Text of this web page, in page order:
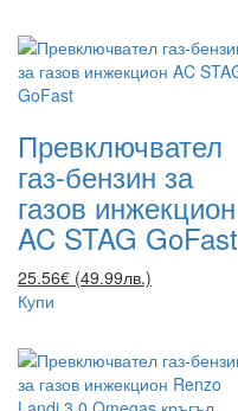
Превключвател
газ-бензин за
газов инжекцион
AC STAG GoFast
25.56€ (49.99лв.)
Купи